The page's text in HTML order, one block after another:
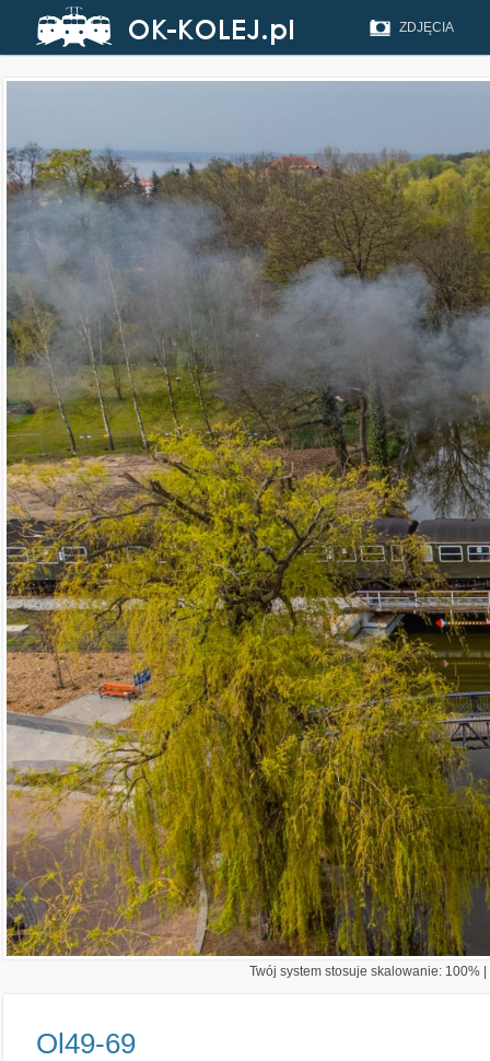
ZDJĘCIA
Twój system stosuje skalowanie: 100%
Ol49-69